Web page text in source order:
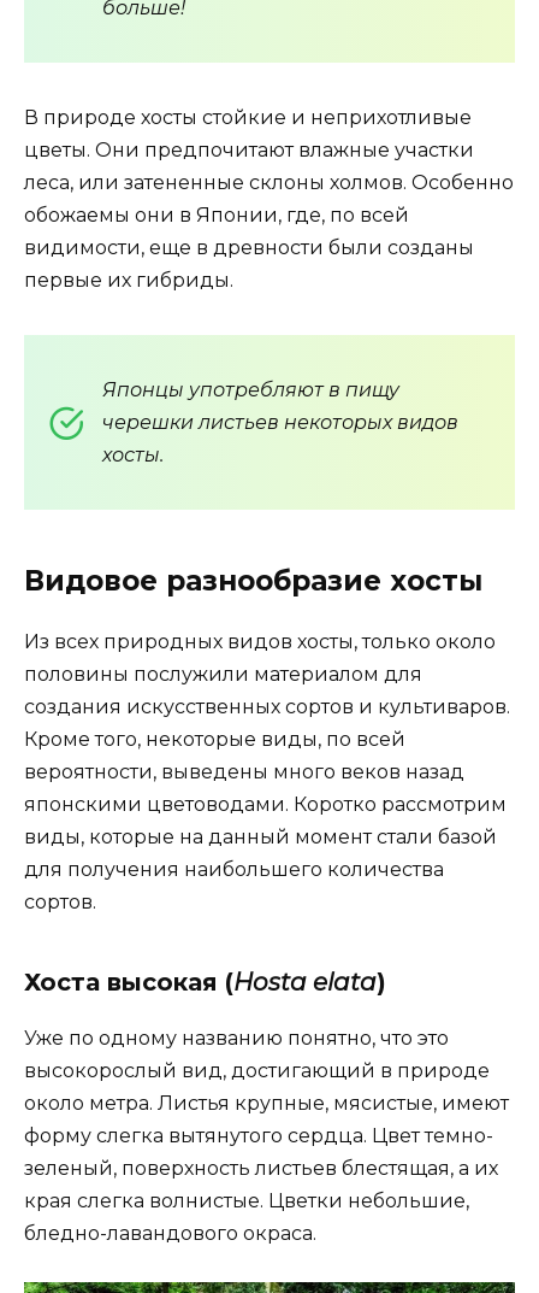
больше!
В природе хосты стойкие и неприхотливые
цветы. Они предпочитают влажные участки
леса, или затененные склоны холмов. Особенно
обожаемы они в Японии, где, по всей
видимости, еще в древности были созданы
первые их гибриды.
Японцы употребляют в пищу
черешки листьев некоторых видов
хосты.
Видовое разнообразие хосты
Из всех природных видов хосты, только около
половины послужили материалом для
создания искусственных сортов и культиваров.
Кроме того, некоторые виды, по всей
вероятности, выведены много веков назад
японскими цветоводами. Коротко рассмотрим
виды, которые на данный момент стали базой
для получения наибольшего количества
сортов.
Хоста высокая (Нosta elata)
Уже по одному названию понятно, что это
высокорослый вид, достигающий в природе
около метра. Листья крупные, мясистые, имеют
форму слегка вытянутого сердца. Цвет темно-
зеленый, поверхность листьев блестящая, а их
края слегка волнистые. Цветки небольшие,
бледно-лавандового окраса.